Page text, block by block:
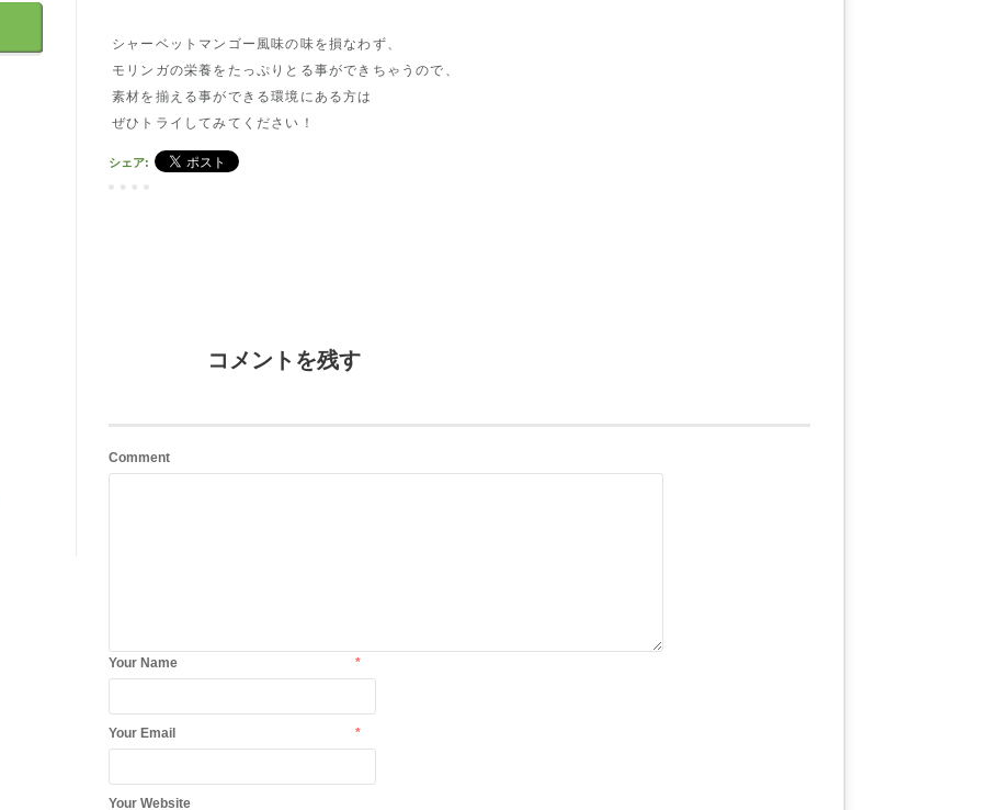
シャーベットマンゴー風味の味を損なわず、
モリンガの栄養をたっぷりとる事ができちゃうので、
素材を揃える事ができる環境にある方は
ぜひトライしてみてください！
シェア:
コメントを残す
Comment
Your Name *
Your Email *
Your Website